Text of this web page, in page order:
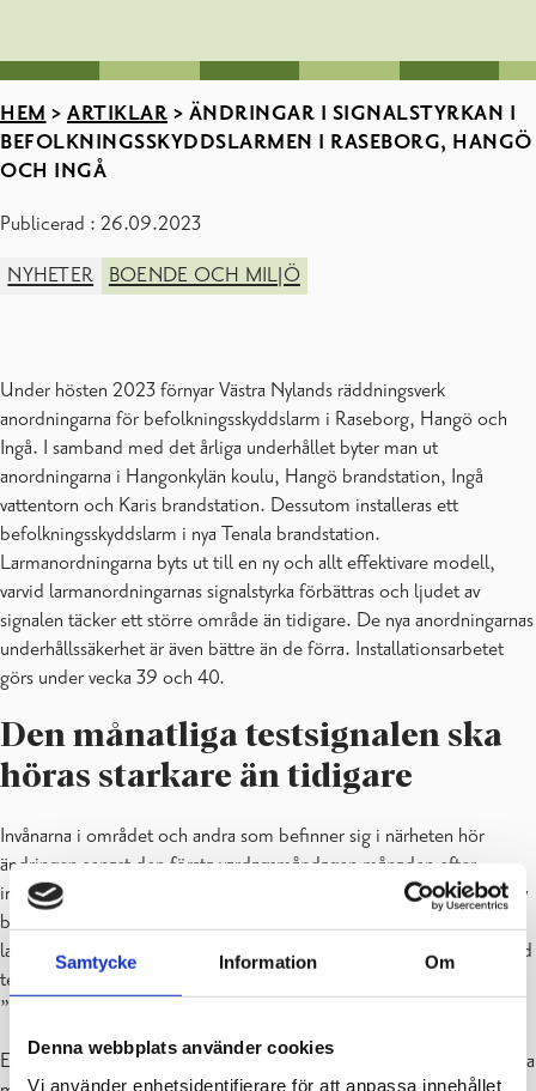
Samtycke Information Om
Denna webbplats använder cookies
Vi använder enhetsidentifierare för att anpassa innehållet
HEM > ARTIKLAR > ÄNDRINGAR I SIGNALSTYRKAN I
BEFOLKNINGSSKYDDSLARMEN I RASEBORG, HANGÖ
OCH INGÅ
Publicerad : 26.09.2023
NYHETER BOENDE OCH MILJÖ
Under hösten 2023 förnyar Västra Nylands räddningsverk
anordningarna för befolkningsskyddslarm i Raseborg, Hangö och
Ingå. I samband med det årliga underhållet byter man ut
anordningarna i Hangonkylän koulu, Hangö brandstation, Ingå
vattentorn och Karis brandstation. Dessutom installeras ett
befolkningsskyddslarm i nya Tenala brandstation.
Larmanordningarna byts ut till en ny och allt effektivare modell,
varvid larmanordningarnas signalstyrka förbättras och ljudet av
signalen täcker ett större område än tidigare. De nya anordningarnas
underhållssäkerhet är även bättre än de förra. Installationsarbetet
görs under vecka 39 och 40.
Den månatliga testsignalen ska
höras starkare än tidigare
Invånarna i området och andra som befinner sig i närheten hör
ändringen senast den första vardagsmåndagen månaden efter
installeringsarbetet, då den månatliga, riksomfattande testningen av
befolkningsskyddslarmen alltid ljuder kl. 12. Då hörs från
larmanordningarna ett sju sekunder långt jämnt ljud. I samband med
testningen kan man också höra ett inbandat meddelande:
”hälyttimien kokeilu, provalarm, testing sirens”.
Efter ändringen av larmanordningarna hörs testsignalerna i områdena